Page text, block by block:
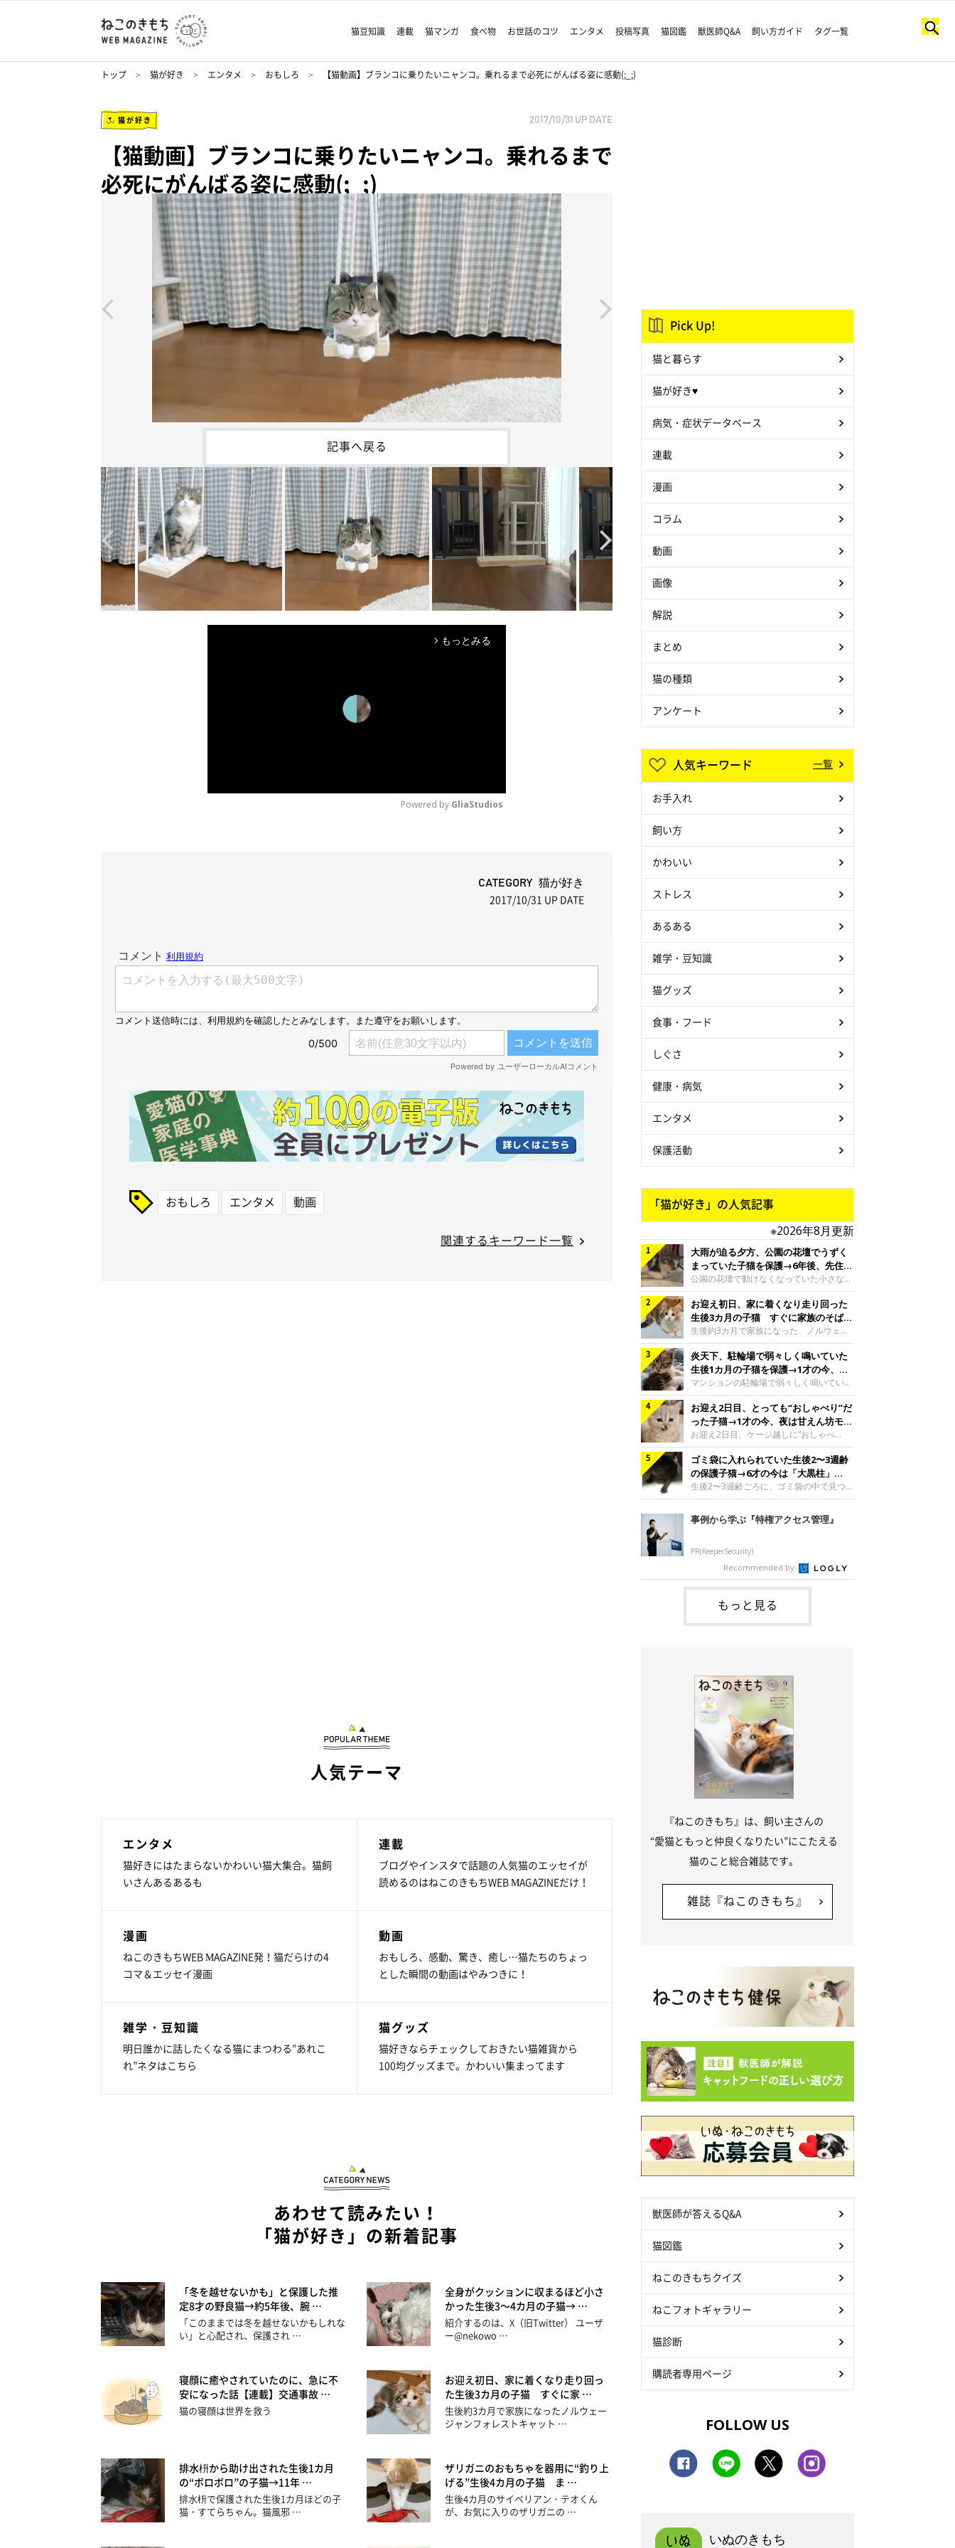
猫豆知識 連載 猫マンガ 食べ物 お世話のコツ エンタメ 投稿写真 猫図鑑 獣医師Q&A 飼い方ガイド タグ一覧
トップ 猫が好き エンタメ おもしろ 【猫動画】ブランコに乗りたいニャンコ。乗れるまで必死にがんばる姿に感動(;_;)
猫が好き 2017/10/31 UP DATE
【猫動画】ブランコに乗りたいニャンコ。乗れるまで
必死にがんばる姿に感動(;_;)
記事へ戻る
arrow_forward_ios もっとみる
Powered by GliaStudios
CATEGORY 猫が好き
2017/10/31 UP DATE
おもしろ エンタメ 動画
関連するキーワード一覧
人気テーマ
エンタメ
猫好きにはたまらないかわいい猫大集合。猫飼
いさんあるあるも
連載
ブログやインスタで話題の人気猫のエッセイが
読めるのはねこのきもちWEB MAGAZINEだけ！
漫画
ねこのきもちWEB MAGAZINE発！猫だらけの4
コマ＆エッセイ漫画
動画
おもしろ、感動、驚き、癒し…猫たちのちょっ
とした瞬間の動画はやみつきに！
雑学・豆知識
明日誰かに話したくなる猫にまつわる”あれこ
れ”ネタはこちら
猫グッズ
猫好きならチェックしておきたい猫雑貨から
100均グッズまで。かわいい集まってます
あわせて読みたい！
「猫が好き」の新着記事
「冬を越せないかも」と保護した推
定8才の野良猫→約5年後、腕 …
「このままでは冬を越せないかもしれな
い」と心配され、保護され …
全身がクッションに収まるほど小さ
かった生後3～4カ月の子猫→ …
紹介するのは、X（旧Twitter） ユーザ
ー@nekowo …
寝顔に癒やされていたのに、急に不
安になった話【連載】交通事故 …
猫の寝顔は世界を救う
お迎え初日、家に着くなり走り回っ
た生後3カ月の子猫 すぐに家 …
生後約3カ月で家族になったノルウェー
ジャンフォレストキャット …
排水枡から助け出された生後1カ月
の“ボロボロ”の子猫→11年 …
排水枡で保護された生後1カ月ほどの子
猫・すてらちゃん。猫風邪 …
ザリガニのおもちゃを器用に“釣り上
げる”生後4カ月の子猫 ま …
生後4カ月のサイベリアン・テオくん
が、お気に入りのザリガニの …
Pick Up!
猫と暮らす
猫が好き♥
病気・症状データベース
連載
漫画
コラム
動画
画像
解説
まとめ
猫の種類
アンケート
人気キーワード 一覧
お手入れ
飼い方
かわいい
ストレス
あるある
雑学・豆知識
猫グッズ
食事・フード
しぐさ
健康・病気
エンタメ
保護活動
「猫が好き」の人気記事
※2026年8月更新
大雨が迫る夕方、公園の花壇でうずく
まっていた子猫を保護→6年後、先住猫
と“姉妹”のような関係に
公園の花壇で動けなくなっていた小さな子
猫。家族に迎えられてから6年、先住猫と
の間には深い絆が育まれていました。保護
当時のティダちゃん。
@muumuu62197189紹介するのは、
X（旧Twitter）ユーザー
@muumuu62197189さんの愛猫・ティダ
ちゃん（取材時6才）の成長記録です。こ
ちらは、生後3カ月ごろのティダちゃん。
飼い主さんが出会ったのは、夜から大雨に
なると予報されていた日の夕方でした。花
壇で動けずにいた子猫保護したばかりのテ
ィダちゃん。@muumuu62197189飼い主
さんは、公園の
お迎え初日、家に着くなり走り回った
生後3カ月の子猫 すぐに家族のそばで
落ち着く姿に「迎えてよかった」
生後約3カ月で家族になった、ノルウェー
ジャンフォレストキャットの子猫。お迎え
翌日には、すでに家でくつろぐ様子を見せ
ていました。お迎え翌日、ベッドでうとう
とするむうちゃんお迎え翌日のむうちゃ
ん。@umimugi0304紹介するのは、
Instagramユーザー@umimugi0304さんの
愛猫・むうちゃん（撮影時、生後約3カ月
／ノルウェージャンフォレストキャッ
ト）。こちらは、お迎え翌日に撮影された
一枚。ゴハンをお腹いっぱい食べたむうち
ゃんは眠くなり、飼い主さん夫婦のベッド
でうとうとし始めたのだとか。飼い主さ
炎天下、駐輪場で弱々しく鳴いていた
生後1カ月の子猫を保護→1才の今、筋
肉質でツンデレなコに成長
マンションの駐輪場で弱々しく鳴いてい
た、生後1カ月ほどの子猫。家族に迎えら
れてから1年、体も行動も大きく成長しま
した。炎天下の駐輪場で鳴いていた小さな
子猫保護当時のモモちゃん。@Kingponzu
紹介するのは、X（旧Twitter）ユーザー
@Kingponzuさんの愛猫・モモちゃん（取
材時1才）の成長記録です。こちらは、モ
モちゃんが生後1カ月ごろに撮影された一
枚。飼い主さんの自宅マンションの駐輪場
です。子猫時代のモモちゃん。
お迎え2日目、とっても“おしゃべり”だ
った子猫→1才の今、夜は甘えん坊モー
ドになるコに成長！
お迎え2日目、ケージ越しに“おしゃべ
り”する姿を見せていた子猫。1才になった
今も見せる愛らしい姿にキュンとします。
お迎え2日目、ケージ越しに何かを伝える
ももちゃん“おしゃべり”なももちゃん。
@poocoonyan紹介するのは、Instagram
ユーザー@poocoonyanさんの愛猫・もも
ちゃん（取材時1才／マンチカン）です。
を過ぎたころ、お迎え2日目に撮影された
もの。新しい環境にゆっくり慣れてもらう
ため、当時はケージの中で過ごしていまし
た。鳴いてアピールするももち
ゴミ袋に入れられていた生後2〜3週齢
の保護子猫→6才の今は「大黒柱」
に！ 美しい黒猫に成長した姿にグッ
とくる
生後2〜3週齢ごろに、ゴミ袋の中で見つか
った小さな命。ミルクから育てられたその
子猫は今、家族に欠かせない存在へと成長
しました。ゴミ袋の中で見つかった、ミニ
たころの、生後2〜3週齢ごろのドンちゃ
ん。@doddou_1今回紹介するのは、
X（旧Twitter）ユーザー@doddou_1さん
の愛猫・ドンちゃん（取材時、推定6才／
本名：ドミトリー・ドンスコイ）。ドンち
ゃんは、保護猫でした。ドンちゃんが見つ
かったのは、飼い主さんの姉の勤め先の敷
事例から学ぶ『特権アクセス管理』
PR(KeeperSecurity)
Recommended by
もっと見る
『ねこのきもち』は、飼い主さんの
“愛猫ともっと仲良くなりたい”にこたえる
猫のこと総合雑誌です。
雑誌『ねこのきもち』
獣医師が答えるQ&A
猫図鑑
ねこのきもちクイズ
ねこフォトギャラリー
猫診断
購読者専用ページ
FOLLOW US
いぬのきもち